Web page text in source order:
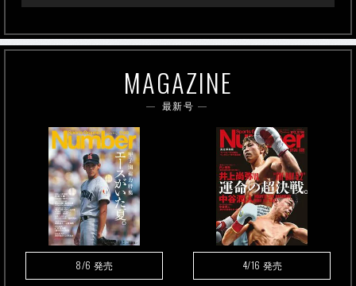
MAGAZINE
最新号
8/6 発売 4/16 発売